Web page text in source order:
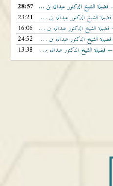
الشيخ الدكتور عبدالله بن صلفيق الظفيري
28:57
الشيخ الدكتور عبدالله بن صلفيق الظفيري
23:21
الشيخ الدكتور عبدالله بن صلفيق الظفيري
16:06
الشيخ الدكتور عبدالله بن صلفيق الظفيري
24:52
— فضيلة الشيخ الدكتور عبدالله بن صلفيق الظفيري 13:38